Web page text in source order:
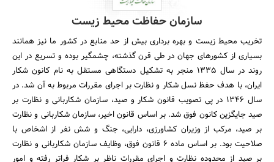
سازمان حفاظت محیط زیست
تخریب محیط زیست و بهره برداری بیش از حد منابع در کشور ما نیز همانند
بسیاری از کشورهای جهان در طی قرن گذشته، چشمگیر بوده و تسریع در این
روند در سال 1335 منجر به تشکیل دستگاهی مستقل به نام کانون شکار
ایران، با هدف حفظ نسل شکار و نظارت بر اجرای مقررات مربوط به آن شد. در
سال 1346 در پی تصویب قانون شکار و صید، سازمان شکاربانی و نظارت بر
صید جایگزین کانون فوق شد. بر اساس قانون اخیر، سازمان شکاربانی و نظارت
بر صید، مرکب از وزیران کشاورزی، دارایی، ‌جنگ و شش نفر از اشخاص با
صلاحیت بود. بر اساس ماده 6 قانون فوق، وظایف سازمان شکاربانی و نظارت
بر صید از محدوده نظارت و اجرای مقررات ناظر بر شکار فراتر رفته و امور